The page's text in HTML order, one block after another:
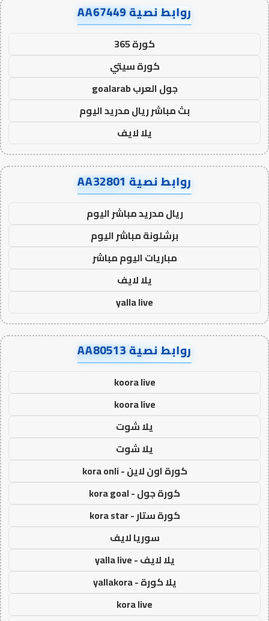
روابط نصية AA67449
كورة 365
كورة سيتي
جول العرب goalarab
بث مباشر ريال مدريد اليوم
يلا لايف
روابط نصية AA32801
ريال مدريد مباشر اليوم
برشلونة مباشر اليوم
مباريات اليوم مباشر
يلا لايف
yalla live
روابط نصية AA80513
koora live
koora live
يلا شوت
يلا شوت
كورة اون لاين - kora onli
كورة جول - kora goal
كورة ستار - kora star
سوريا لايف
يلا لايف - yalla live
يلا كورة - yallakora
kora live